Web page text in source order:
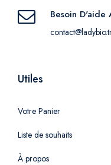
Besoin D'aide
Utiles
Votre Panier
Liste de souhaits
À propos